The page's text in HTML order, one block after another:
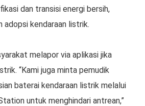
dan transisi energi bersih,
kendaraan listrik.
melapor via aplikasi jika
“Kami juga minta pemudik
baterai kendaraan listrik melalui
untuk menghindari antrean,”